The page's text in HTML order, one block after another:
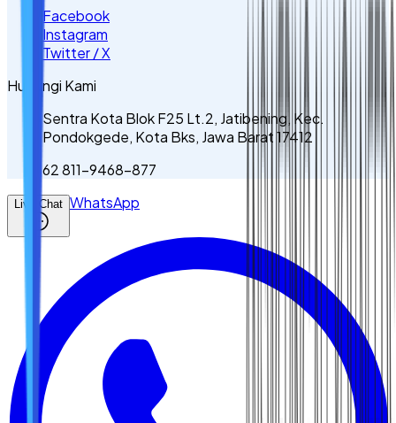
Facebook
Instagram
Twitter / X
Hubungi Kami
Sentra Kota Blok F25 Lt.2, Jatibening, Kec.
Pondokgede, Kota Bks, Jawa Barat 17412
62 811-9468-877
Live Chat WhatsApp